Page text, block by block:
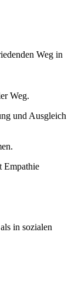
Weg in
Weg.
und Ausgleich
Empathie
in sozialen